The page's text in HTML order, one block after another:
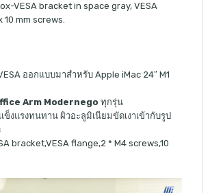
VESA bracket in space gray, VESA
10 mm screws.
ออกแบบมาสำหรับ Apple iMac 24″ M1
Arm Modernego ทุกรุ่น
งแรงทนทาน ผิวอะลูมิเนียมขัดเงาเข้ากับรูป
bracket,VESA flange,2 * M4 screws,10